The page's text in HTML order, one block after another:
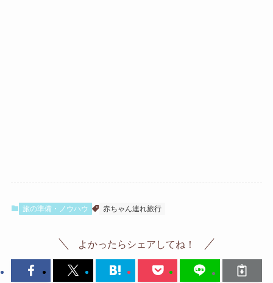
旅の準備・ノウハウ 赤ちゃん連れ旅行
よかったらシェアしてね！